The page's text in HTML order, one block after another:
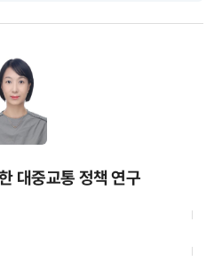
대중교통 정책 연구